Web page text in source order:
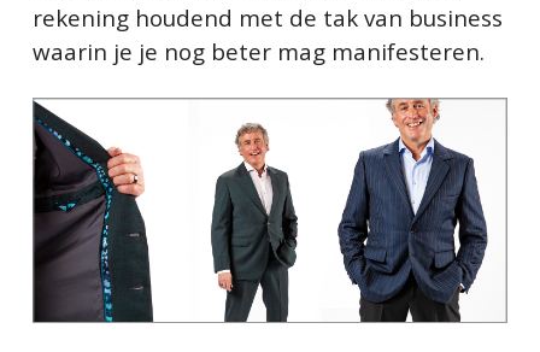
rekening houdend met de tak van business
waarin je je nog beter mag manifesteren.